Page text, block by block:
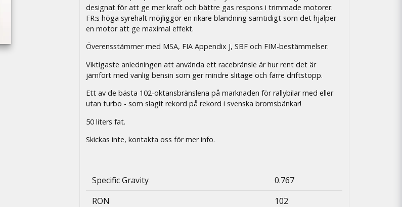
designat för att ge mer kraft och bättre gas respons i trimmade motorer.
FR:s höga syrehalt möjliggör en rikare blandning samtidigt som det hjälper
en motor att ge maximal effekt.
Överensstämmer med MSA, FIA Appendix J, SBF och FIM-bestämmelser.
Viktigaste anledningen att använda ett racebränsle är hur rent det är
jämfört med vanlig bensin som ger mindre slitage och färre driftstopp.
Ett av de bästa 102-oktansbränslena på marknaden för rallybilar med eller
utan turbo - som slagit rekord på rekord i svenska bromsbänkar!
50 liters fat.
Skickas inte, kontakta oss för mer info.
Specific Gravity
0.767
RON
102